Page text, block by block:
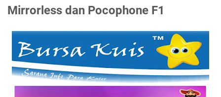
Mirrorless dan Pocophone F1